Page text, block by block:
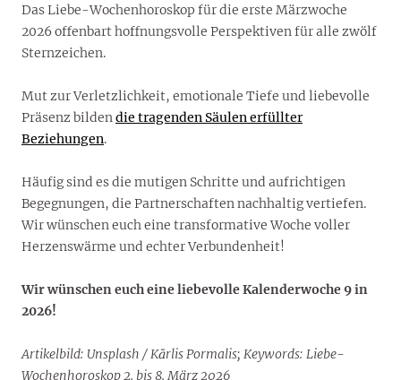
Das Liebe-Wochenhoroskop für die erste Märzwoche
2026 offenbart hoffnungsvolle Perspektiven für alle zwölf
Sternzeichen.
Mut zur Verletzlichkeit, emotionale Tiefe und liebevolle
Präsenz bildendie tragenden Säulen erfüllter
Beziehungen.
Häufig sind es die mutigen Schritte und aufrichtigen
Begegnungen, die Partnerschaften nachhaltig vertiefen.
Wir wünschen euch eine transformative Woche voller
Herzenswärme und echter Verbundenheit!
Wir wünschen euch eine liebevolle Kalenderwoche 9 in
2026!
Artikelbild: Unsplash / Kārlis Pormalis; Keywords: Liebe-
Wochenhoroskop 2. bis 8. März 2026